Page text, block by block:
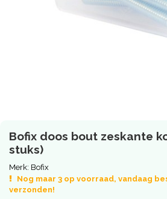
Bofix doos bout zeskante
stuks)
Merk: Bofix
Nog maar 3 op voorraad, vandaag
verzonden!